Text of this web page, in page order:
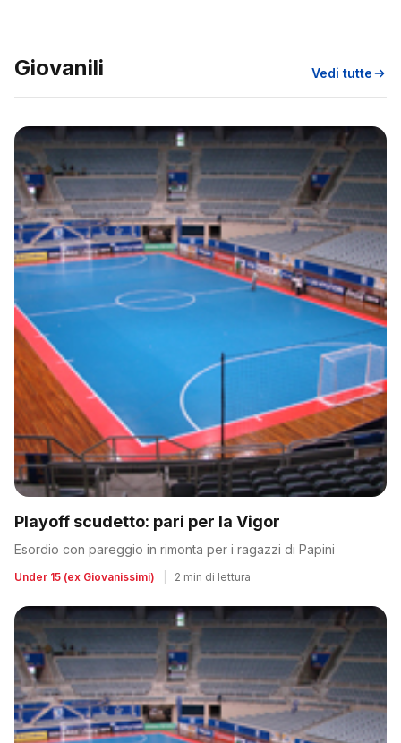
Giovanili Vedi tutte
Playoff scudetto: pari per la Vigor
Esordio con pareggio in rimonta per i ragazzi di Papini
Under 15 (ex Giovanissimi) 2 min di lettura